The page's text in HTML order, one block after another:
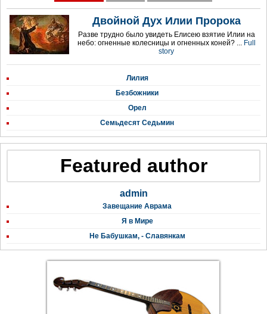
Двойной Дух Илии Пророка
Разве трудно было увидеть Елисею взятие Илии на
небо: огненные колесницы и огненных коней? ... Full
story
Лилия
Безбожники
Орел
Семьдесят Седьмин
Featured author
admin
Завещание Аврама
Я в Мире
Не Бабушкам, - Славянкам